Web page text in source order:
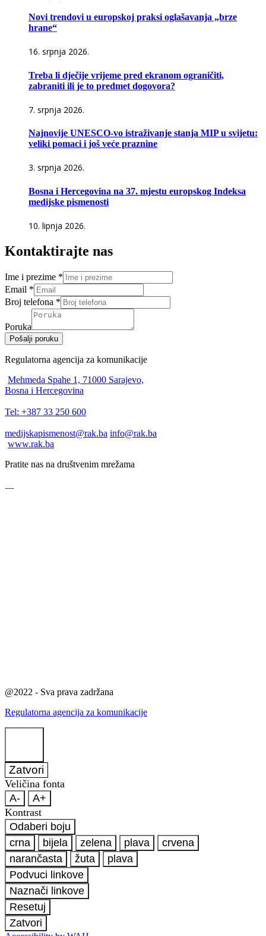
Novi trendovi u europskoj praksi oglašavanja „brze
hrane“
16. srpnja 2026.
Treba li dječije vrijeme pred ekranom ograničiti,
zabraniti ili je to predmet dogovora?
7. srpnja 2026.
Najnovije UNESCO-vo istraživanje stanja MIP u svijetu:
veliki pomaci i još veće praznine
3. srpnja 2026.
Bosna i Hercegovina na 37. mjestu europskog Indeksa
medijske pismenosti
10. lipnja 2026.
Kontaktirajte nas
Ime i prezime *
Email *
Broj telefona *
Poruka
Pošalji poruku
Regulatorna agencija za komunikacije
Mehmeda Spahe 1, 71000 Sarajevo,
Bosna i Hercegovina
Tel: +387 33 250 600
medijskapismenost@rak.ba info@rak.ba
www.rak.ba
Pratite nas na društvenim mrežama
@2022 - Sva prava zadržana
Regulatorna agencija za komunikacije
Zatvori
Veličina fonta
A-
A+
Kontrast
Odaberi boju
crna
bijela zelena plava
crvena
narančasta
žuta
plava
Podvuci linkove
Naznači linkove
Resetuj
Zatvori